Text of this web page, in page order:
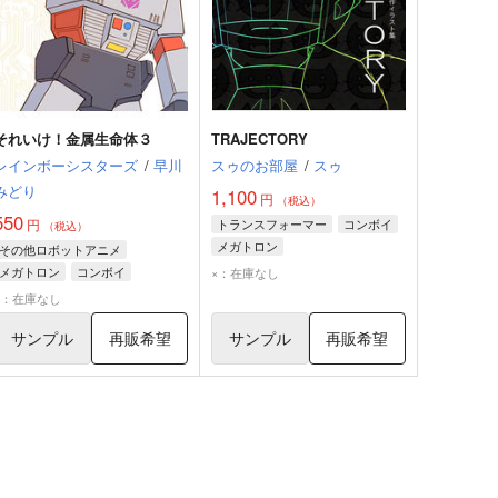
れいけ！金属生命体３
インボーシスターズ / 早川
どり
円 （税込）
その他ロボットアニメ
メガトロン
コンボイ
スタースクリーム
在庫なし
サンプル 再販希望
TRAJECTORY
スゥのお部屋 / スゥ
1,100 円 （税込）
トランスフォーマー
コンボイ
メガトロン
×：在庫なし
サンプル 再販希望